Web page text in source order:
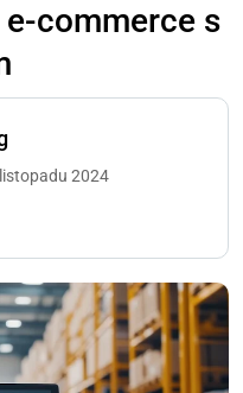
commerce s
2024